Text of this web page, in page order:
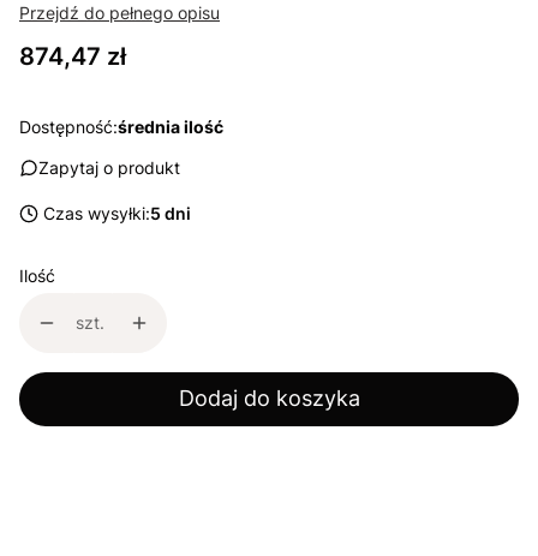
Przejdź do pełnego opisu
Cena
874,47 zł
Dostępność:średnia ilość
Zapytaj o produkt
Czas wysyłki:5 dni
Ilość
szt.
Dodaj do koszyka